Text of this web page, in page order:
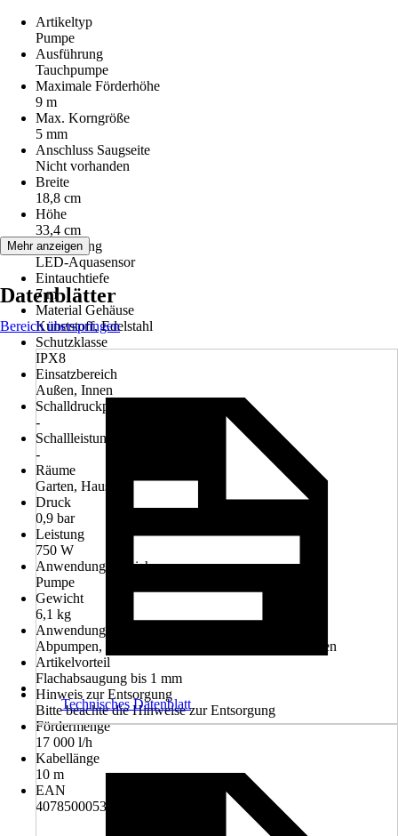
Artikeltyp
Pumpe
Ausführung
Tauchpumpe
Maximale Förderhöhe
9 m
Max. Korngröße
5 mm
Anschluss Saugseite
Nicht vorhanden
Breite
18,8 cm
Höhe
33,4 cm
Ausstattung
LED-Aquasensor
Eintauchtiefe
7 m
Material Gehäuse
Kunststoff, Edelstahl
Schutzklasse
IPX8
Einsatzbereich
Außen, Innen
Schalldruckpegel (LpA)
-
Schallleistungspegel (LWA)
-
Räume
Garten, Haus
Druck
0,9 bar
Leistung
750 W
Anwendungsbereich
Pumpe
Gewicht
6,1 kg
Anwendung
Abpumpen, Entwässern, Hausentwässerung, Pumpen
Artikelvorteil
Flachabsaugung bis 1 mm
Hinweis zur Entsorgung
Bitte beachte die Hinweise zur Entsorgung
Fördermenge
17 000 l/h
Kabellänge
10 m
EAN
4078500053389
Mehr anzeigen
Datenblätter
Bereich überspringen
Technisches Datenblatt